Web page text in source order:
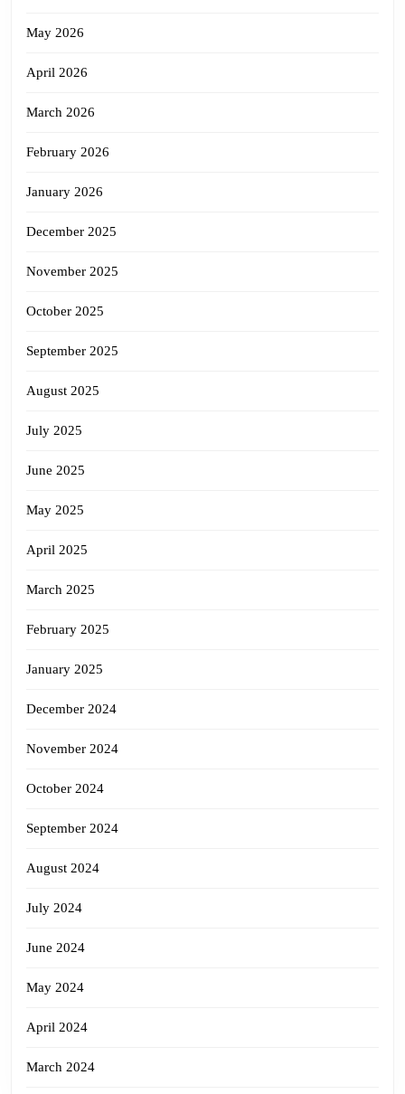
May 2026
April 2026
March 2026
February 2026
January 2026
December 2025
November 2025
October 2025
September 2025
August 2025
July 2025
June 2025
May 2025
April 2025
March 2025
February 2025
January 2025
December 2024
November 2024
October 2024
September 2024
August 2024
July 2024
June 2024
May 2024
April 2024
March 2024